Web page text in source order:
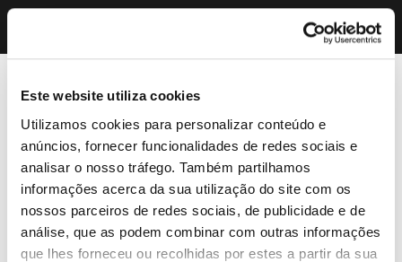
Este website utiliza cookies
Utilizamos cookies para personalizar conteúdo e
anúncios, fornecer funcionalidades de redes sociais e
analisar o nosso tráfego. Também partilhamos
informações acerca da sua utilização do site com os
nossos parceiros de redes sociais, de publicidade e de
análise, que as podem combinar com outras informações
que lhes forneceu ou recolhidas por estes a partir da sua